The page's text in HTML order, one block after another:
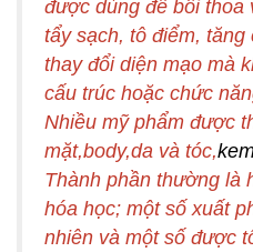
được dùng để bôi thoa
tẩy sạch, tô điểm,
thay đổi diện mạo mà
cấu trúc hoặc chức
Nhiều mỹ phẩm được
mặt,body,da và tóc,
Thành phần thường là
hóa học; một số xuất
nhiên và một số được